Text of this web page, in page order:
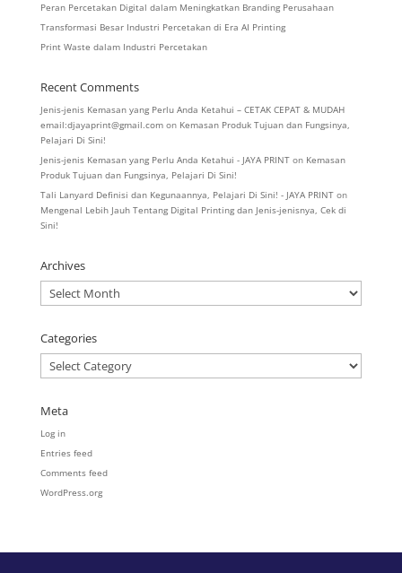
Peran Percetakan Digital dalam Meningkatkan Branding Perusahaan
Transformasi Besar Industri Percetakan di Era AI Printing
Print Waste dalam Industri Percetakan
Recent Comments
Jenis-jenis Kemasan yang Perlu Anda Ketahui – CETAK CEPAT & MUDAH
email:djayaprint@gmail.comon Kemasan Produk Tujuan dan Fungsinya,
Pelajari Di Sini!
Jenis-jenis Kemasan yang Perlu Anda Ketahui - JAYA PRINTon Kemasan
Produk Tujuan dan Fungsinya, Pelajari Di Sini!
Tali Lanyard Definisi dan Kegunaannya, Pelajari Di Sini! - JAYA PRINTon
Mengenal Lebih Jauh Tentang Digital Printing dan Jenis-jenisnya, Cek di
Sini!
Archives
Archives
Categories
Categories
Meta
Log in
Entries feed
Comments feed
WordPress.org